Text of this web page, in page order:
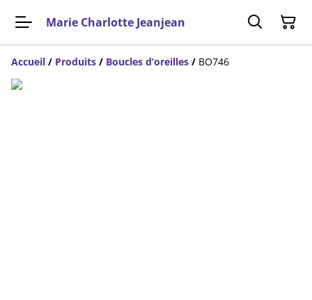
Marie Charlotte Jeanjean
Accueil / Produits / Boucles d’oreilles / BO746